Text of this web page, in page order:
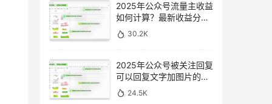
2025年公众号流量主收益
如何计算？最新收益分析
与提升方法
30.2K
2025年公众号被关注回复
可以回复文字加图片的消
息吗？最新设置指南
24.5K